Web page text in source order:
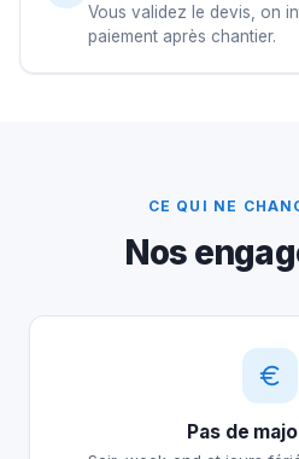
Vous validez le devis, on
paiement après chantier.
CE QUI NE
Nos
Pas de